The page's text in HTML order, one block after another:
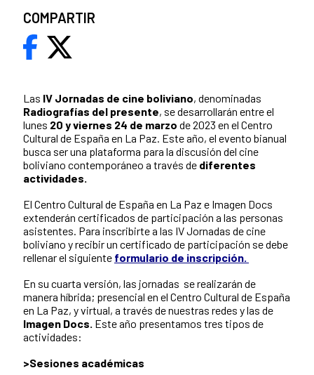
Las IV Jornadas de cine boliviano, denominadas
Radiografías del presente, se desarrollarán entre el
lunes 20 y viernes 24 de marzo de 2023 en el Centro
Cultural de España en La Paz. Este año, el evento bianual
busca ser una plataforma para la discusión del cine
boliviano contemporáneo a través de diferentes
actividades.
El Centro Cultural de España en La Paz e Imagen Docs
extenderán certificados de participación a las personas
asistentes. Para inscribirte a las IV Jornadas de cine
boliviano y recibir un certificado de participación se debe
rellenar el siguiente formulario de inscripción.
En su cuarta versión, las jornadas se realizarán de
manera híbrida; presencial en el Centro Cultural de España
en La Paz, y virtual, a través de nuestras redes y las de
Imagen Docs. Este año presentamos tres tipos de
actividades:
>Sesiones académicas
COMPARTIR